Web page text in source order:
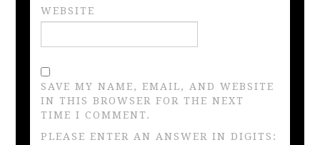
WEBSITE
SAVE MY NAME, EMAIL, AND WEBSITE
IN THIS BROWSER FOR THE NEXT
TIME I COMMENT.
PLEASE ENTER AN ANSWER IN DIGITS: